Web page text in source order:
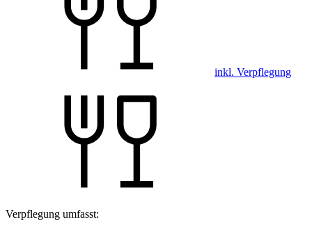
inkl. Verpflegung
Verpflegung umfasst: